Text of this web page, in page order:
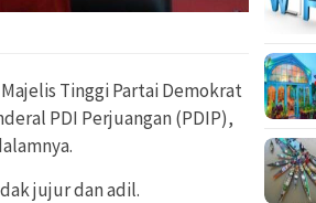
Tinggi Partai Demokrat
PDI Perjuangan (PDIP),
jujur dan adil.